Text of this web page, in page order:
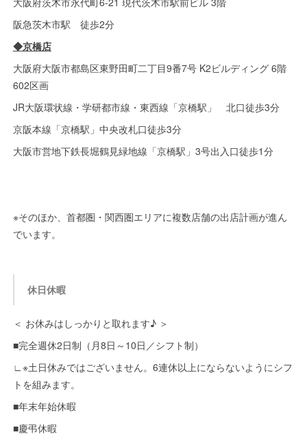
阪急茨木市駅 徒歩2分
◆京橋店
大阪府大阪市都島区東野田町二丁目9番7号 K2ビルディング 6階
602区画
JR大阪環状線・学研都市線・東西線「京橋駅」 北口徒歩3分
京阪本線「京橋駅」中央改札口徒歩3分
大阪市営地下鉄長堀鶴見緑地線「京橋駅」3号出入口徒歩1分
※そのほか、首都圏・関西圏エリアに複数店舗の出店計画が進ん
でいます。
休日休暇
＜ お休みはしっかりと取れます♪ ＞
■完全週休2日制（月8日～10日／シフト制）
∟※土日休みではございません。6連休以上にならないようにシフ
トを組みます。
■年末年始休暇
■慶弔休暇